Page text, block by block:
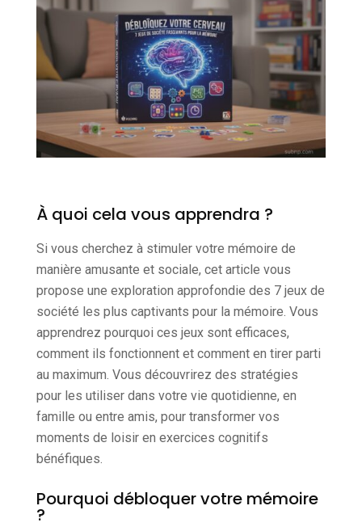
À quoi cela vous apprendra ?
Si vous cherchez à stimuler votre mémoire de
manière amusante et sociale, cet article vous
propose une exploration approfondie des 7 jeux de
société les plus captivants pour la mémoire. Vous
apprendrez pourquoi ces jeux sont efficaces,
comment ils fonctionnent et comment en tirer parti
au maximum. Vous découvrirez des stratégies
pour les utiliser dans votre vie quotidienne, en
famille ou entre amis, pour transformer vos
moments de loisir en exercices cognitifs
bénéfiques.
Pourquoi débloquer votre mémoire
?